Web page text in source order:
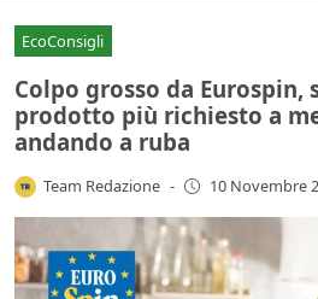
EcoConsigli
Colpo grosso da
prodotto più richiesto a
andando a ruba
Team Redazione - 10 Novembre